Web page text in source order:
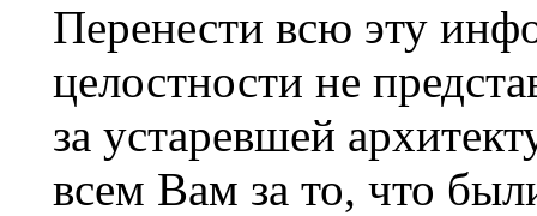
Перенести всю эту
целостности не
за устаревшей
всем Вам за то, что